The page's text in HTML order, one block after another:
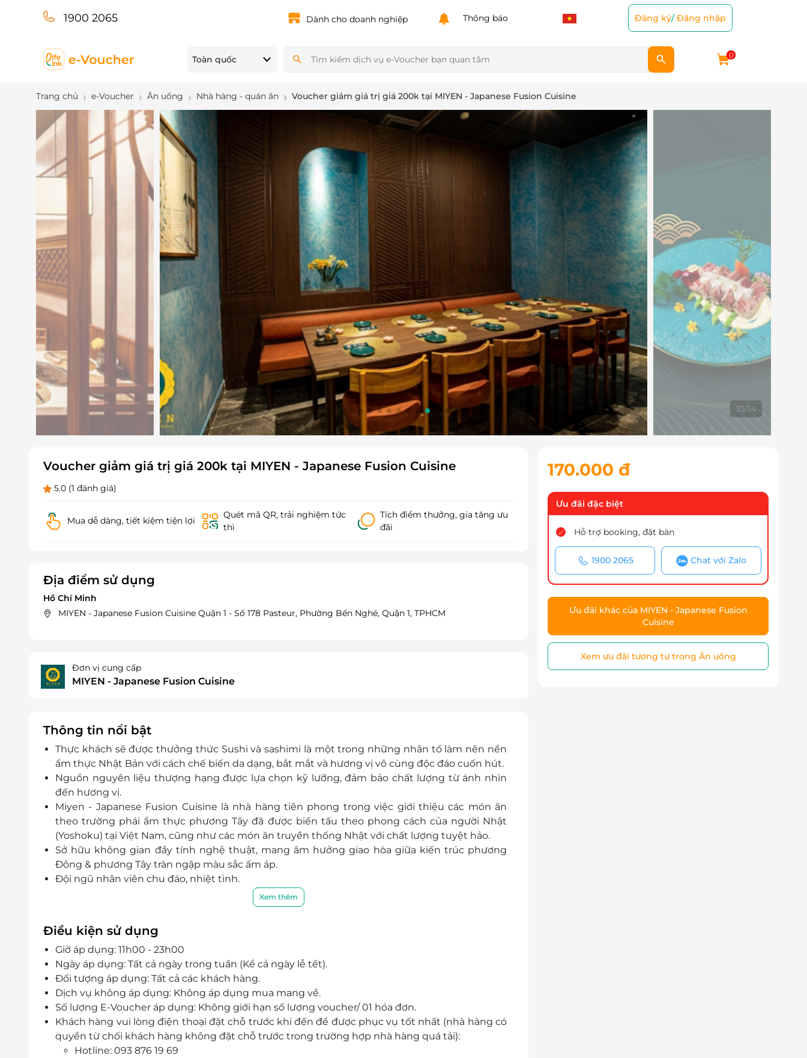
1900 2065 Dành cho doanh nghiệp Thông báo Đăng ký/Đăng nhập
Toàn quốc 0
Trang chủ e-Voucher Ăn uống Nhà hàng - quán ăn Voucher giảm giá trị giá 200k tại MIYEN - Japanese Fusion Cuisine
10/14
Voucher giảm giá trị giá 200k tại MIYEN - Japanese Fusion Cuisine
5.0 (1 đánh giá)
Mua dễ dàng, tiết kiệm tiện lợi
Quét mã QR, trải nghiệm tức
thì
Tích điểm thưởng, gia tăng ưu
đãi
Địa điểm sử dụng
Hồ Chí Minh
MIYEN - Japanese Fusion Cuisine Quận 1 - Số 178 Pasteur, Phường Bến Nghé, Quận 1, TPHCM
Đơn vị cung cấp
MIYEN - Japanese Fusion Cuisine
Thông tin nổi bật
Thực khách sẽ được thưởng thức Sushi và sashimi là một trong những nhân tố làm nên nền
ẩm thực Nhật Bản với cách chế biến da dạng, bắt mắt và hương vị vô cùng độc đáo cuốn hút.
Nguồn nguyên liệu thượng hạng được lựa chọn kỹ lưỡng, đảm bảo chất lượng từ ánh nhìn
đến hương vị.
Miyen - Japanese Fusion Cuisine là nhà hàng tiên phong trong việc giới thiệu các món ăn
theo trường phái ẩm thực phương Tây đã được biến tấu theo phong cách của người Nhật
(Yoshoku) tại Việt Nam, cũng như các món ăn truyền thống Nhật với chất lượng tuyệt hảo.
Sở hữu không gian đầy tính nghệ thuật, mang âm hưởng giao hòa giữa kiến trúc phương
Đông & phương Tây tràn ngập màu sắc ấm áp.
Đội ngũ nhân viên chu đáo, nhiệt tình.
Xem thêm
Điều kiện sử dụng
Giờ áp dụng: 11h00 - 23h00
Ngày áp dụng: Tất cả ngày trong tuần (Kể cả ngày lễ tết).
Đối tượng áp dụng: Tất cả các khách hàng.
Dịch vụ không áp dụng: Không áp dụng mua mang về.
Số lượng E-Voucher áp dụng: Không giới hạn số lượng voucher/ 01 hóa đơn.
Khách hàng vui lòng điện thoại đặt chỗ trước khi đến để được phục vụ tốt nhất (nhà hàng có
quyền từ chối khách hàng không đặt chỗ trước trong trường hợp nhà hàng quá tải):
Hotline: 093 876 19 69
170.000 đ
Ưu đãi đặc biệt
Hỗ trợ booking, đặt bàn
1900 2065 Chat với Zalo
Ưu đãi khác của MIYEN - Japanese Fusion
Cuisine
Xem ưu đãi tương tự trong Ăn uống